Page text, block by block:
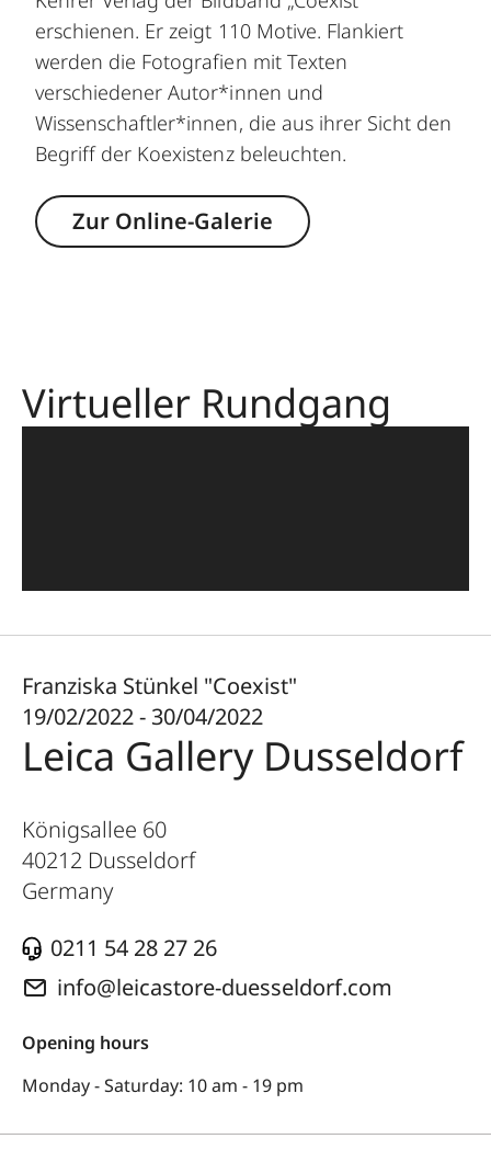
erschienen. Er zeigt 110 Motive. Flankiert
werden die Fotografien mit Texten
verschiedener Autor*innen und
Wissenschaftler*innen, die aus ihrer Sicht den
Begriff der Koexistenz beleuchten.
Zur Online-Galerie
Virtueller Rundgang
Franziska Stünkel "Coexist"
19/02/2022 - 30/04/2022
Leica Gallery Dusseldorf
Königsallee 60
40212 Dusseldorf
Germany
0211 54 28 27 26
info@leicastore-duesseldorf.com
Opening hours
Monday - Saturday: 10 am - 19 pm